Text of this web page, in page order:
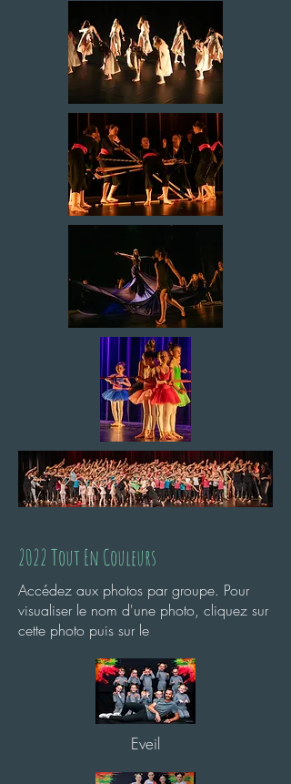
2022 Tout En Couleurs
Accédez aux photos par groupe. Pour
visualiser le nom d'une photo, cliquez sur
cette photo puis sur le
Eveil